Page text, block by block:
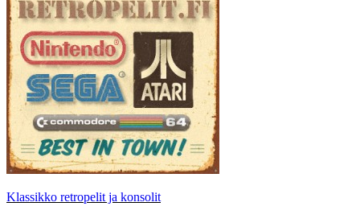
Klassikko retropelit ja konsolit